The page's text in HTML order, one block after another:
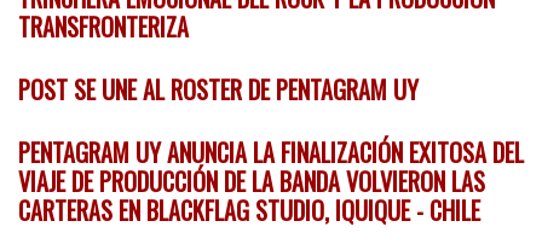
TRANSFRONTERIZA
POST SE UNE AL ROSTER DE PENTAGRAM UY
PENTAGRAM UY ANUNCIA LA FINALIZACIÓN EXITOSA DEL
VIAJE DE PRODUCCIÓN DE LA BANDA VOLVIERON LAS
CARTERAS EN BLACKFLAG STUDIO, IQUIQUE - CHILE